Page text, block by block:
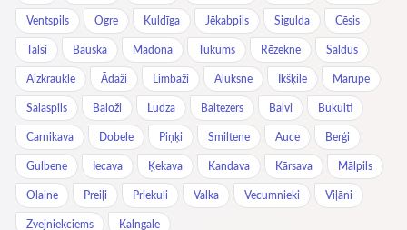
Ventspils Ogre Kuldīga Jēkabpils Sigulda Cēsis
Talsi Bauska Madona Tukums Rēzekne Saldus
Aizkraukle Ādaži Limbaži Alūksne Ikšķile Mārupe
Salaspils Baloži Ludza Baltezers Balvi Bukulti
Carnikava Dobele Piņķi Smiltene Auce Berģi
Gulbene Iecava Ķekava Kandava Kārsava Mālpils
Olaine Preiļi Priekuļi Valka Vecumnieki Viļāni
Zvejniekciems Kalngale